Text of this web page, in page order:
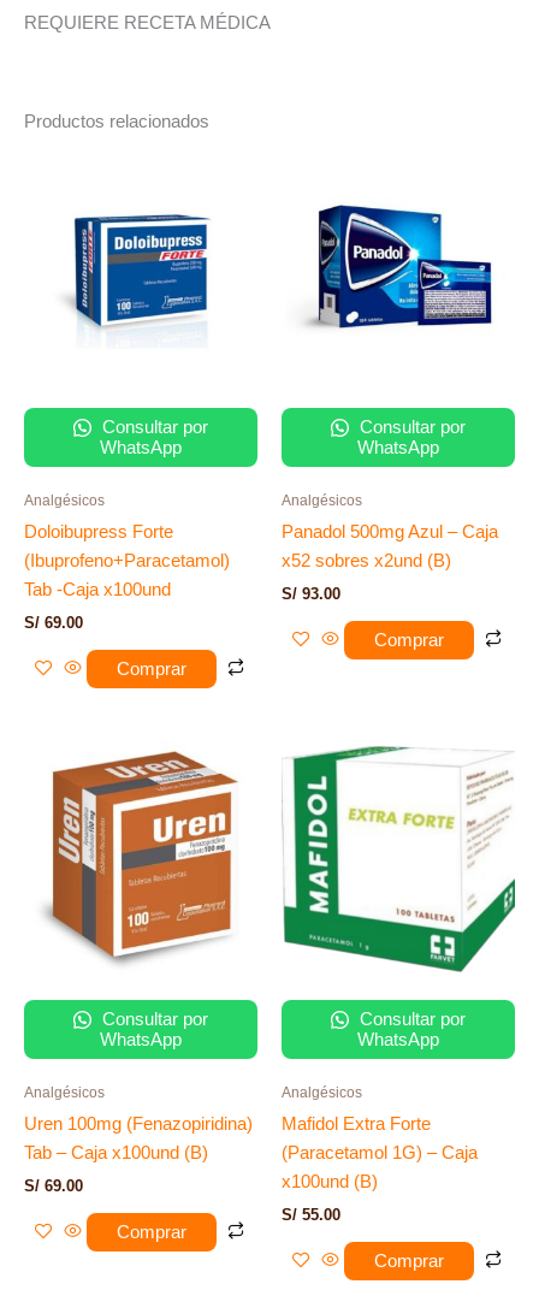
REQUIERE RECETA MÉDICA
Productos relacionados
Consultar por
WhatsApp
Analgésicos
Doloibupress Forte
(Ibuprofeno+Paracetamol)
Tab -Caja x100und
S/ 69.00
Comprar
Consultar por
WhatsApp
Analgésicos
Panadol 500mg Azul – Caja
x52 sobres x2und (B)
S/ 93.00
Comprar
Consultar por
WhatsApp
Analgésicos
Uren 100mg (Fenazopiridina)
Tab – Caja x100und (B)
S/ 69.00
Comprar
Consultar por
WhatsApp
Analgésicos
Mafidol Extra Forte
(Paracetamol 1G) – Caja
x100und (B)
S/ 55.00
Comprar